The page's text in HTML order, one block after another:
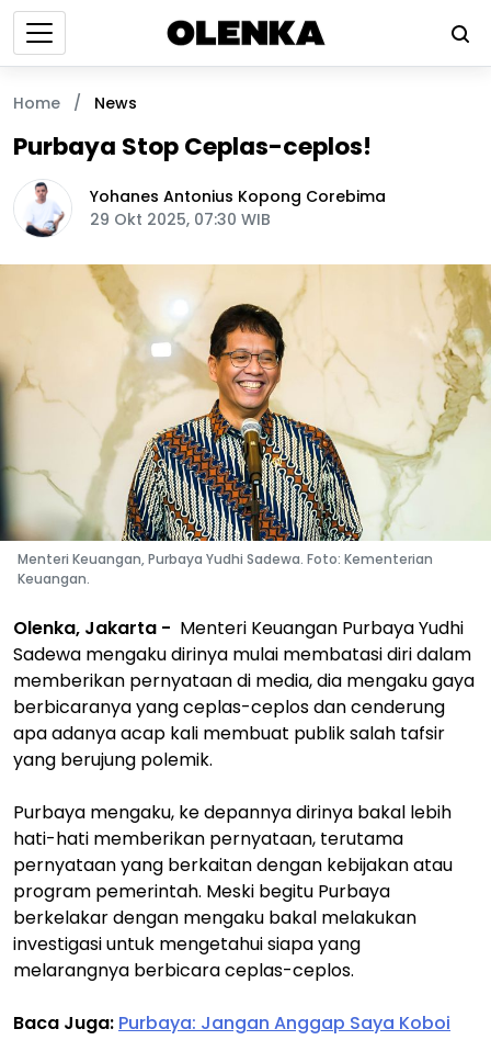
Home / News
Purbaya Stop Ceplas-ceplos!
Yohanes Antonius Kopong Corebima
29 Okt 2025, 07:30 WIB
Menteri Keuangan, Purbaya Yudhi Sadewa. Foto: Kementerian
Keuangan.
Olenka, Jakarta - Menteri Keuangan Purbaya Yudhi
Sadewa mengaku dirinya mulai membatasi diri dalam
memberikan pernyataan di media, dia mengaku gaya
berbicaranya yang ceplas-ceplos dan cenderung
apa adanya acap kali membuat publik salah tafsir
yang berujung polemik.
Purbaya mengaku, ke depannya dirinya bakal lebih
hati-hati memberikan pernyataan, terutama
pernyataan yang berkaitan dengan kebijakan atau
program pemerintah. Meski begitu Purbaya
berkelakar dengan mengaku bakal melakukan
investigasi untuk mengetahui siapa yang
melarangnya berbicara ceplas-ceplos.
Baca Juga: Purbaya: Jangan Anggap Saya Koboi